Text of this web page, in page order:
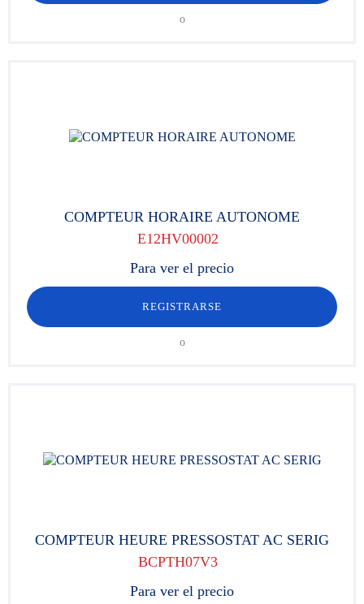
o
COMPTEUR HORAIRE AUTONOME
E12HV00002
Para ver el precio
REGISTRARSE
o
COMPTEUR HEURE PRESSOSTAT AC SERIG
BCPTH07V3
Para ver el precio